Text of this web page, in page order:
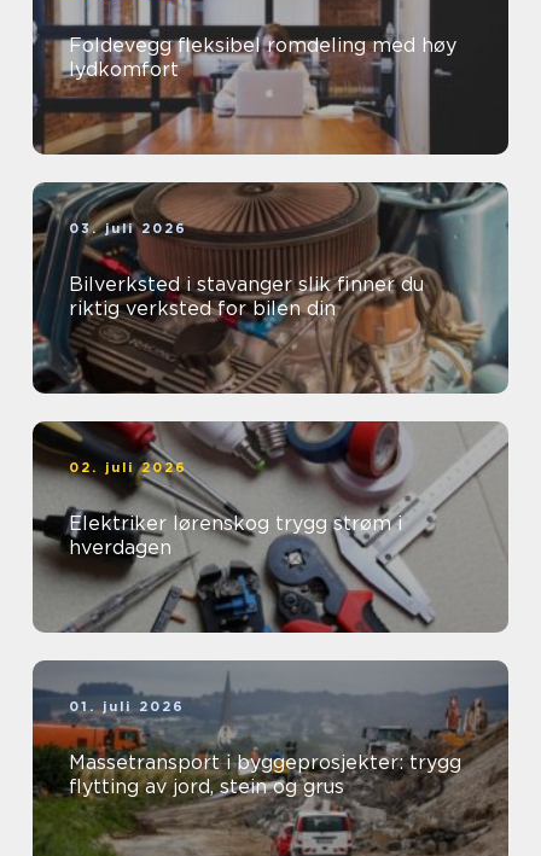
Foldevegg fleksibel romdeling med høy
lydkomfort
03. juli 2026
Bilverksted i stavanger slik finner du
riktig verksted for bilen din
02. juli 2026
Elektriker lørenskog trygg strøm i
hverdagen
01. juli 2026
Massetransport i byggeprosjekter: trygg
flytting av jord, stein og grus